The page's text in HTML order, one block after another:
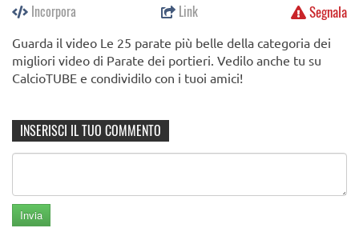
Incorpora
Link Segnala
Guarda il video Le 25 parate più belle della categoria dei
migliori video di Parate dei portieri. Vedilo anche tu su
CalcioTUBE e condividilo con i tuoi amici!
INSERISCI IL TUO COMMENTO